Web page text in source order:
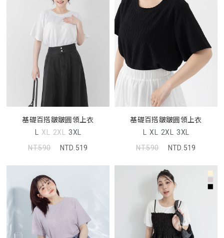
基礎百搭皺皺圓領上衣
L XL 2XL 3XL
NT.590
NTD.519
基礎百搭皺皺圓領上衣
L XL 2XL 3XL
NT.590
NTD.519